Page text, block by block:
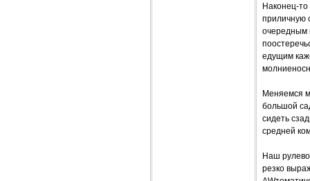
Наконец-
приличную
очередным
едущим
Меняемся
большой
сидеть
средней
Наш
резко